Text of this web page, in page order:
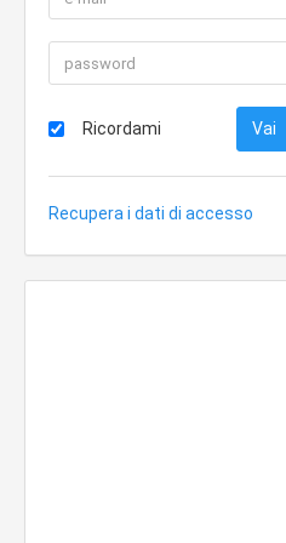
Ricordami
Recupera i dati di accesso